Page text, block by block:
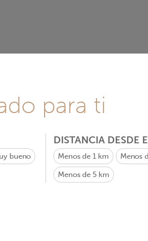
para ti
bueno
DISTANCIA DESDE
Menos de 1 km Menos
Menos de 5 km